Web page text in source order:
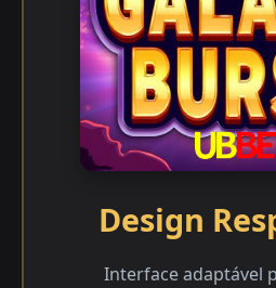
Design
Interface adaptável